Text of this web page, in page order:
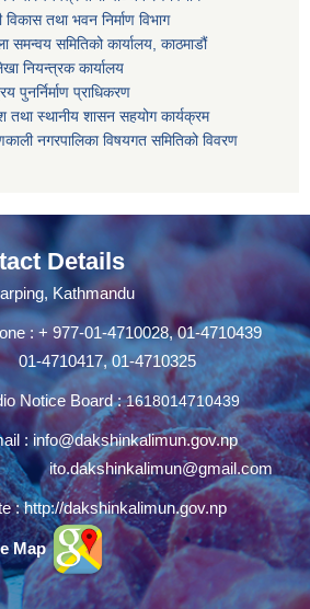
विकास तथा भवन निर्माण विभाग
समन्वय समितिको कार्यालय, काठमाडौं
नियन्त्रक कार्यालय
पुनर्निर्माण प्राधिकरण
तथा स्थानीय शासन सहयोग कार्यक्रम
नगरपालिका विषयगत समितिको विवरण
Details
Kathmandu
: + 977-01-4710028, 01-4710439
01-4710325
Notice Board :1618014710439
:info@dakshinkalimun.gov.np
ito.dakshinkalimun@gmail.com
:http://dakshinkalimun.gov.np
Map